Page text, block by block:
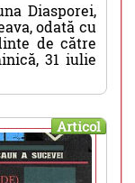
Diasporei,
odată cu
de către
31 iulie
Articol